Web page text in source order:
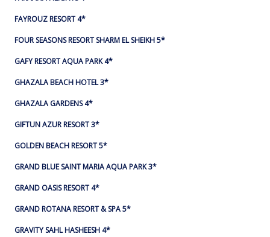
FAYROUZ RESORT 4*
FOUR SEASONS RESORT SHARM EL SHEIKH 5*
GAFY RESORT AQUA PARK 4*
GHAZALA BEACH HOTEL 3*
GHAZALA GARDENS 4*
GIFTUN AZUR RESORT 3*
GOLDEN BEACH RESORT 5*
GRAND BLUE SAINT MARIA AQUA PARK 3*
GRAND OASIS RESORT 4*
GRAND ROTANA RESORT & SPA 5*
GRAVITY SAHL HASHEESH 4*